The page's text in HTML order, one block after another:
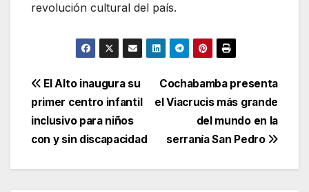
revolución cultural del país.
Navegación
de
entradas
Cochabamba presenta
el Viacrucis más grande
del mundo en la
serranía San Pedro
El Alto inaugura su
primer centro infantil
inclusivo para niños
con y sin discapacidad